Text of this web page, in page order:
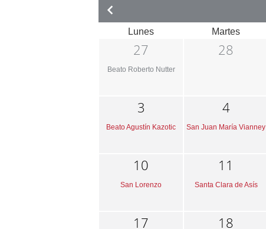
Lunes Martes
27
Beato Roberto Nutter
28
3
Beato Agustín Kazotic
4
San Juan María Vianney
10
San Lorenzo
11
Santa Clara de Asís
17 18